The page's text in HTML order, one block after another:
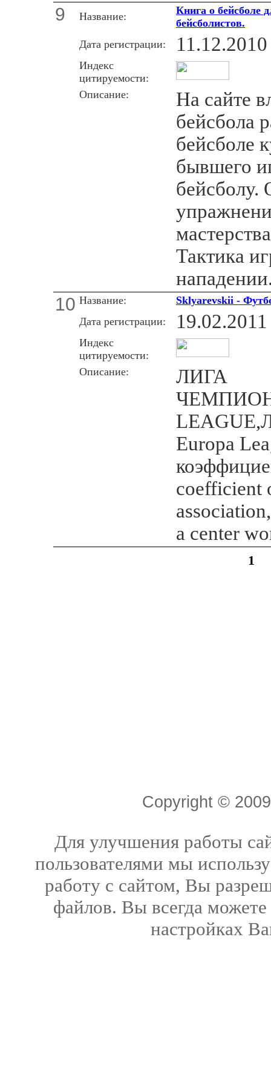
9 Название:
Книга о бейсболе
бейсболистов.
Дата регистрации:
11.12.2010
Индекс
цитируемости:
Описание:
На сайте
бейсбола
бейсболе
бывшего
бейсболу.
Тактика
10 Название:
Sklyarevskii -
Дата регистрации:
19.02.2011
Индекс
цитируемости:
Описание:
ЛИГА
Europa
coefficient
a center
1
Copyright ©
Для улучшения работы
пользователями мы
работу с сайтом, Вы
файлов. Вы всегда
настройках